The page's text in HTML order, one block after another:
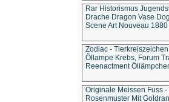
Rar Historismus
Drache Dragon Vase
Scene Art Nouveau 1880
Zodiac - Tierkreiszeichen
Öllampe Krebs, Forum
Reenactment
Originale Meissen Fuss -
Rosenmuster Mit